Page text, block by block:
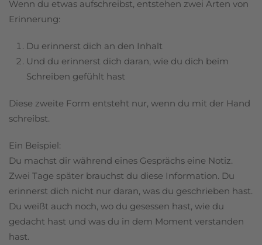
Wenn du etwas aufschreibst, entstehen zwei Arten von
Erinnerung:
Du erinnerst dich an den Inhalt
Und du erinnerst dich daran, wie du dich beim
Schreiben gefühlt hast
Diese zweite Form entsteht nur, wenn du mit der Hand
schreibst.
Ein Beispiel:
Du machst dir während eines Gesprächs eine Notiz.
Zwei Tage später brauchst du diese Information. Du
erinnerst dich nicht nur daran, was du geschrieben hast.
Du weißt auch noch, wo du gesessen hast, wie du
gedacht hast und was du in dem Moment verstanden
hast.